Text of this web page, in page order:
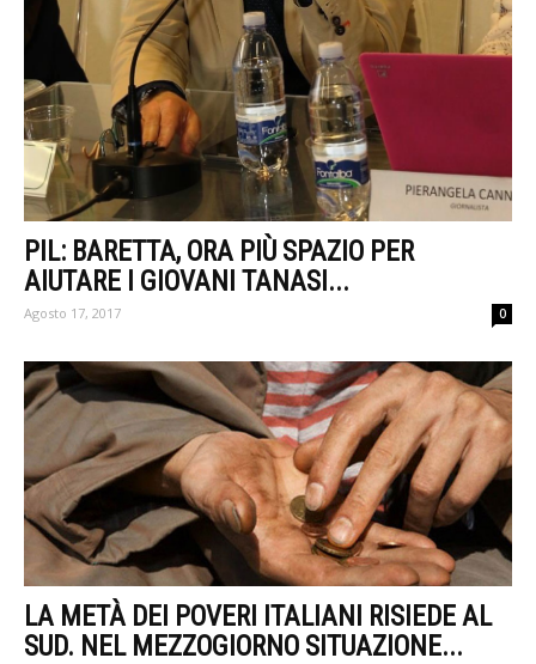
PIL: BARETTA, ORA PIÙ SPAZIO PER
AIUTARE I GIOVANI TANASI...
Agosto 17, 2017 0
LA METÀ DEI POVERI ITALIANI RISIEDE AL
SUD. NEL MEZZOGIORNO SITUAZIONE...